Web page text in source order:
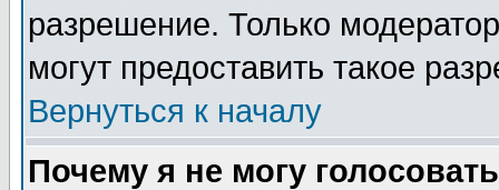
разрешение. Только
могут предоставить такое
Вернуться к началу
Почему я не могу